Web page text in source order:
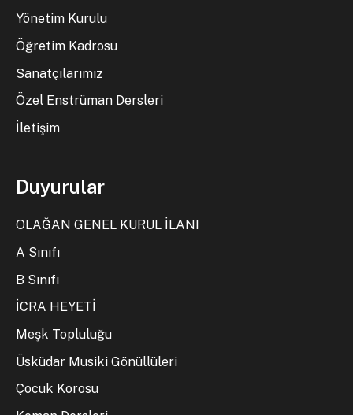
Yönetim Kurulu
Öğretim Kadrosu
Sanatçılarımız
Özel Enstrüman Dersleri
İletişim
Duyurular
OLAĞAN GENEL KURUL İLANI
A Sınıfı
B Sınıfı
İCRA HEYETİ
Meşk Topluluğu
Üsküdar Musiki Gönüllüleri
Çocuk Korosu